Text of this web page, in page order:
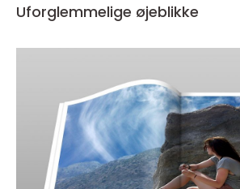
Uforglemmelige øjeblikke